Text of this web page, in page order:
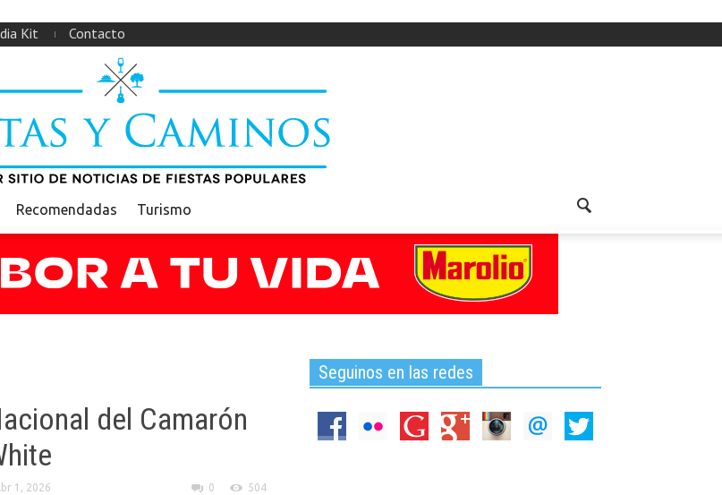
Kit Contacto
Recomendadas Turismo
del Camarón
1, 2026 0 504
Seguinos en las redes